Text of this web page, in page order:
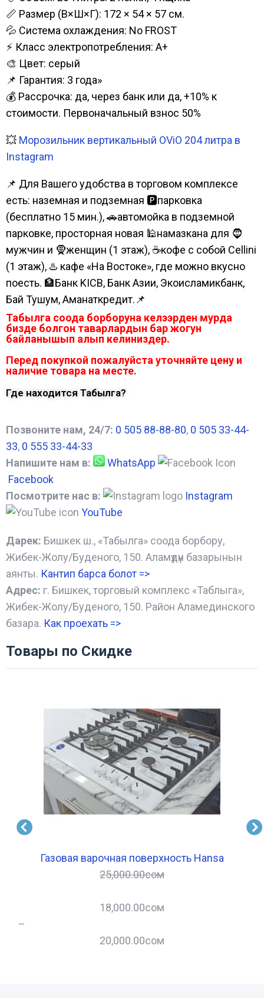
📏 Размер (В×Ш×Г): 172 × 54 × 57 см.
💦 Система охлаждения: No FROST
⚡ Класс электропотребления: А+
🎨 Цвет: серый
📌 Гарантия: 3 года»
💰 Рассрочка: да, через банк или да, +10% к
стоимости. Первоначальный взнос 50%
💥 Морозильник вертикальный OViO 204 литра в
Instagram
📌 Для Вашего удобства в торговом комплексе
есть: наземная и подземная 🅿парковка
(бесплатно 15 мин.), 🚗автомойка в подземной
парковке, просторная новая 🕌намазкана для 🧔
мужчин и 🧕женщин (1 этаж), ☕кофе с собой Cellini
(1 этаж), ♨️ кафе «На Востоке», где можно вкусно
поесть. 🏦Банк KICB, Банк Азии, Экоисламикбанк,
Бай Тушум, Аманаткредит.📌
Табылга соода борборуна келээрден мурда
бизде болгон таварлардын бар жогун
байланышып алып келиниздер.
Перед покупкой пожалуйста уточняйте цену и
наличие товара на месте.
Где находится Табылга?
Позвоните нам, 24/7: 0 505 88-88-80, 0 505 33-44-
33, 0 555 33-44-33
Напишите нам в:
WhatsApp
Facebook
Посмотрите нас в:
Instagram
YouTube
Дарек: Бишкек ш., «Табылга» соода борбору,
Жибек-Жолу/Буденого, 150. Аламүдүн базарынын
аянты. Кантип барса болот =>
Адрес: г. Бишкек, торговый комплекс «Таблыга»,
Жибек-Жолу/Буденого, 150. Район Аламединского
базара. Как проехать =>
Товары по Скидке
Газовая варочная поверхность Hansa
25,000.00сом
18,000.00сом
–
20,000.00сом